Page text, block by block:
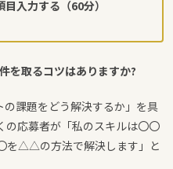
入力する（60分）
を取るコツはありますか?
課題をどう解決するか」を具
の応募者が「私のスキルは〇〇
を△△の方法で解決します」と